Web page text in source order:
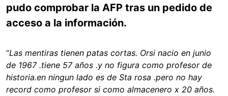
pudo comprobar la AFP tras un pedido de
acceso a la información.
“Las mentiras tienen patas cortas. Orsi nacio en junio
de 1967 .tiene 57 años .y no figura como profesor de
historia.en ningun lado es de Sta rosa .pero no hay
record como profesor si como almacenero x 20 años.